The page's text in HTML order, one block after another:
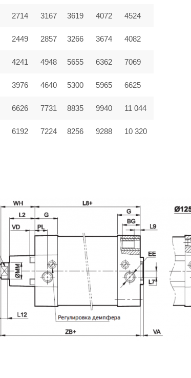
2714 3167 3619 4072 4524
2449 2857 3266 3674 4082
4241 4948 5655 6362 7069
3976 4640 5300 5965 6625
6626 7731 8835 9940 11 044
6192 7224 8256 9288 10 320